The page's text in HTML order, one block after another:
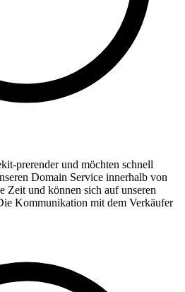
prerender und möchten schnell
Domain Service innerhalb von
Zeit und können sich auf unseren
Kommunikation mit dem Verkäufer